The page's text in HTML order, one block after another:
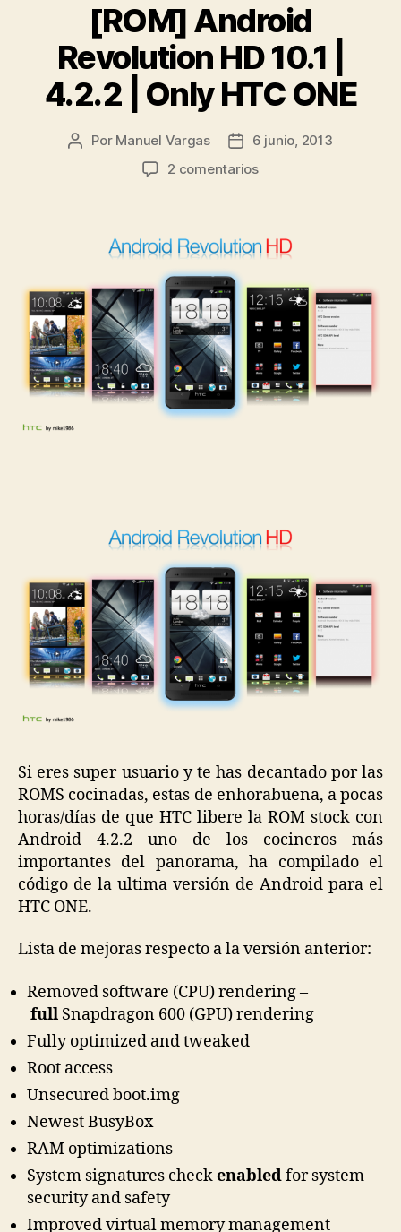
[ROM] Android
Revolution HD 10.1 |
4.2.2 | Only HTC ONE
Autor
Por Manuel Vargas
Fecha
de
6 junio, 2013
2 comentariosen
HD
|
4.2.2
|
Only
HTC
ONE
Si eres super usuario y te has decantado por las
ROMS cocinadas, estas de enhorabuena, a pocas
horas/días de que HTC libere la ROM stock con
Android 4.2.2 uno de los cocineros más
importantes del panorama, ha compilado el
código de la ultima versión de Android para el
HTC ONE.
Lista de mejoras respecto a la versión anterior:
Removed software (CPU) rendering –
full Snapdragon 600 (GPU) rendering
Fully optimized and tweaked
Root access
Unsecured boot.img
Newest BusyBox
RAM optimizations
System signatures checkenabledfor system
security and safety
Improved virtual memory management